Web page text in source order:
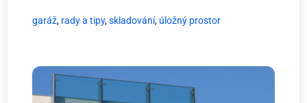
garáž, rady a tipy,skladování, úložný prostor